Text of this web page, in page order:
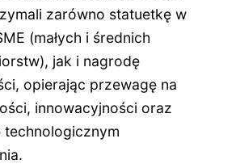
zarówno statuetkę w
(małych i średnich
jak i nagrodę
opierając przewagę na
innowacyjności oraz
technologicznym